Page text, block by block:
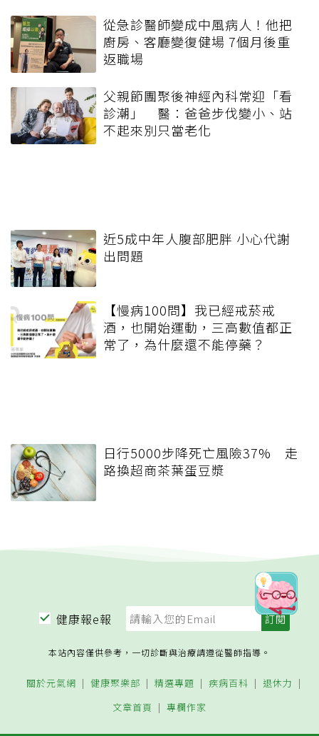
從急診醫師變成中風病人！他把
廚房、客廳變復健場 7個月後重
返職場
父親節團聚後神經內科常迎「看
診潮」 醫：爸爸步伐變小、站
不起來別只當老化
近5成中年人腹部肥胖 小心代謝
出問題
【慢病100問】我已經戒菸戒
酒，也開始運動，三高數值都正
常了，為什麼還不能停藥？
日行5000步降死亡風險37% 走
路換超商茶葉蛋豆漿
健康報e報
本站內容僅供參考，一切診斷與治療請遵從醫師指導。
關於元氣網 健康聚樂部 精選專題 疾病百科
退休力
文章首頁
專欄作家